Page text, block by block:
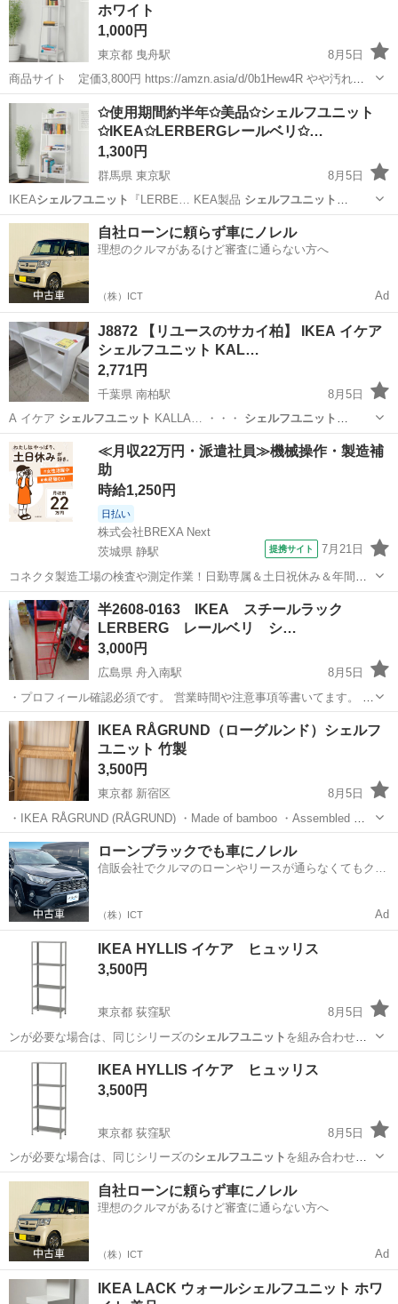
ホワイト
1,000円
東京都 曳舟駅
8月5日
商品サイト 定価3,800円 https://amzn.asia/d/0b1Hew4R やや汚れご
ざいます。
東京 墨田区 曳舟駅 収納家具
✩使用期間約半年✩美品✩シェルフユニット
✩IKEA✩LERBERGレールベリ✩…
1,300円
群馬県 東京駅
8月5日
IKEAシェルフユニット 『LERBE… KEA製品 シェルフユニット
LERBE… るもの】 ①シェルフユニット本体 ⚠️…
群馬 太田市 東京駅 収納家具 シェルフユニット
自社ローンに頼らず車にノレル
理想のクルマがあるけど審査に通らない方へ
（株）ICT Ad
J8872 【リユースのサカイ柏】 IKEA イケア
シェルフユニット KAL…
2,771円
千葉県 南柏駅
8月5日
A イケア シェルフユニット KALLA… ・・・ シェルフユニット
KALLA… り合うようにシェルフユニットをカスタマイ…
千葉 柏市 南柏駅 収納家具 KALLAX
≪月収22万円・派遣社員≫機械操作・製造補
助
時給1,250円
日払い
株式会社BREXA Next
茨城県 静駅
提携サイト 7月21日
コネクタ製造工場の検査や測定作業！日勤専属＆土日祝休み＆年間休
日128日★クリーンルーム内作業★マイカー通勤OK＆無料駐車場あり
★就業先食堂利用可！日払い制度あり！《茨城県常陸大宮市》 人気の
工場のお仕事 ◇コネクタ製造工...
茨城 常陸大宮市
半2608-0163 IKEA スチールラック
LERBERG レールベリ シ…
3,000円
広島県 舟入南駅
8月5日
・プロフィール確認必須です。 営業時間や注意事項等書いてます。 ・
購入希望の方は取りに来られるご希望の日にちと時間を○日○時と明記
してご連絡お願い致します。 ご覧頂きありがとうございます。 幅約
35cm 奥行約35cm...
広島 広島市 舟入南駅
IKEA RÅGRUND（ローグルンド）シェルフ
ユニット 竹製
3,500円
東京都 新宿区
8月5日
・IKEA RÅGRUND (RÅGRUND) ・Made of bamboo ・Assembled ・
There are no noticeable scratches or stains ・No damage ・The ...
東京 新宿区 収納家具 ローグルンド
ローンブラックでも車にノレル
信販会社でクルマのローンやリースが通らなくてもクル
（株）ICT Ad
IKEA HYLLIS イケア ヒュッリス
3,500円
東京都 荻窪駅
8月5日
ンが必要な場合は、同じシリーズのシェルフユニット を組み合わせる
ことができます。 …
東京 杉並区 収納家具
IKEA HYLLIS イケア ヒュッリス
3,500円
東京都 荻窪駅
8月5日
ンが必要な場合は、同じシリーズのシェルフユニット を組み合わせる
ことができます。 …
東京 杉並区 荻窪駅 収納家具
自社ローンに頼らず車にノレル
理想のクルマがあるけど審査に通らない方へ
（株）ICT Ad
IKEA LACK ウォールシェルフユニット ホワ